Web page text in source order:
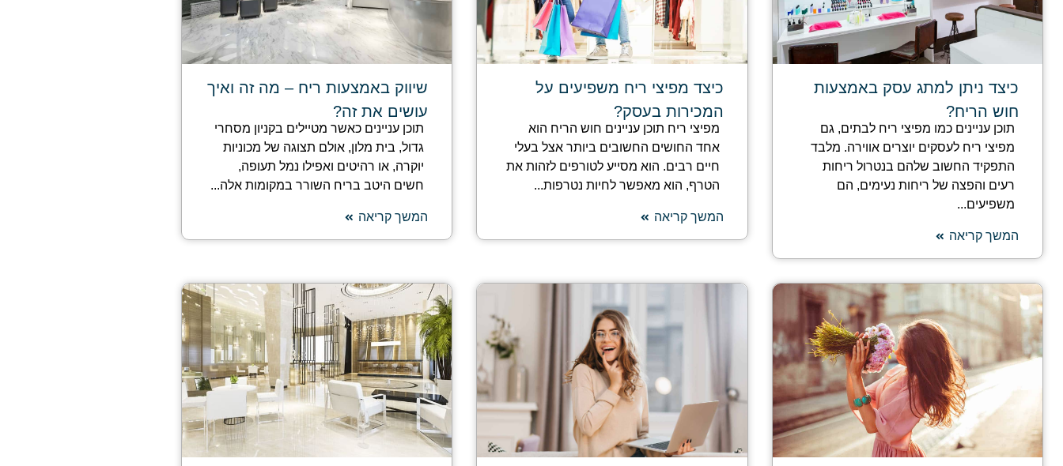
כיצד ניתן למתג עסק באמצעות
חוש הריח?
תוכן עניינים כמו מפיצי ריח לבתים, גם
מפיצי ריח לעסקים יוצרים אווירה. מלבד
התפקיד החשוב שלהם בנטרול ריחות
רעים והפצה של ריחות נעימים, הם
משפיעים...
המשך קריאה
כיצד מפיצי ריח משפיעים על
המכירות בעסק?
מפיצי ריח תוכן עניינים חוש הריח הוא
אחד החושים החשובים ביותר אצל בעלי
חיים רבים. הוא מסייע לטורפים לזהות את
הטרף, הוא מאפשר לחיות נטרפות...
המשך קריאה
שיווק באמצעות ריח – מה זה ואיך
עושים את זה?
תוכן עניינים כאשר מטיילים בקניון מסחרי
גדול, בית מלון, אולם תצוגה של מכוניות
יוקרה, או רהיטים ואפילו נמל תעופה,
חשים היטב בריח השורר במקומות אלה...
המשך קריאה